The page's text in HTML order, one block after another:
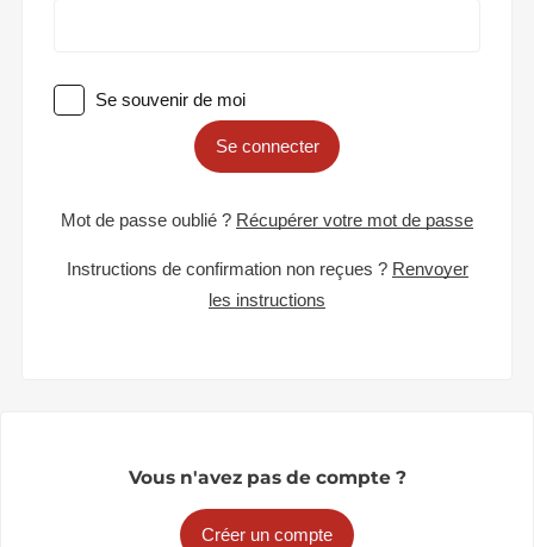
Se souvenir de moi
Se connecter
Mot de passe oublié ? Récupérer votre mot de passe
Instructions de confirmation non reçues ? Renvoyer
les instructions
Vous n'avez pas de compte ?
Créer un compte